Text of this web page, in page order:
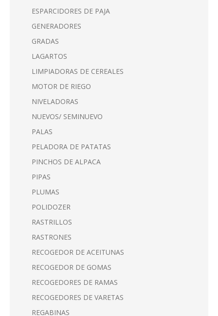
ESPARCIDORES DE PAJA
GENERADORES
GRADAS
LAGARTOS
LIMPIADORAS DE CEREALES
MOTOR DE RIEGO
NIVELADORAS
NUEVOS/ SEMINUEVO
PALAS
PELADORA DE PATATAS
PINCHOS DE ALPACA
PIPAS
PLUMAS
POLIDOZER
RASTRILLOS
RASTRONES
RECOGEDOR DE ACEITUNAS
RECOGEDOR DE GOMAS
RECOGEDORES DE RAMAS
RECOGEDORES DE VARETAS
REGABINAS